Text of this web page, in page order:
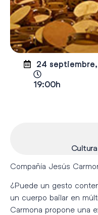
24
19:00h
Compañía Jesús
¿Puede un gesto
un cuerpo bailar en
Carmona propone una